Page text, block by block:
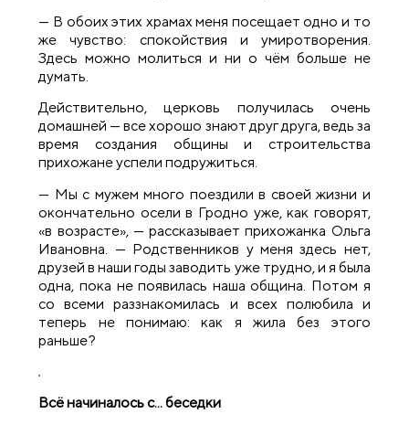
— В обоих этих храмах меня посещает одно и то
же чувство: спокойствия и умиротворения.
Здесь можно молиться и ни о чём больше не
думать.
Действительно, церковь получилась очень
домашней — все хорошо знают друг друга, ведь за
время создания общины и строительства
прихожане успели подружиться.
— Мы с мужем много поездили в своей жизни и
окончательно осели в Гродно уже, как говорят,
«в возрасте», — рассказывает прихожанка Ольга
Ивановна. — Родственников у меня здесь нет,
друзей в наши годы заводить уже трудно, и я была
одна, пока не появилась наша община. Потом я
со всеми раззнакомилась и всех полюбила и
теперь не понимаю: как я жила без этого
раньше?
Всё начиналось с...беседки